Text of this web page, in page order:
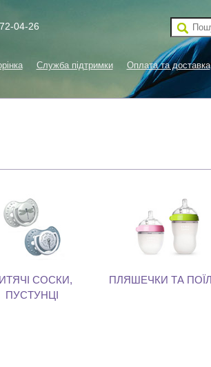
04-26
Служба підтримки Оплата та доставка
СОСКИ,
ПУСТУНЦІ
ПЛЯШЕЧКИ ТА